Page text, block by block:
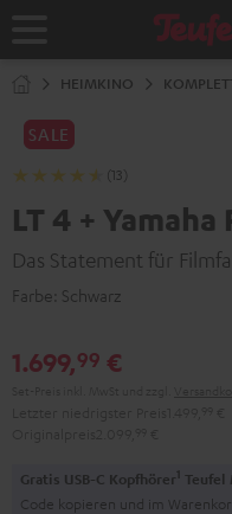
Startseite
HEIMKINO
SALE
(13)
LT 4 + Yamaha
Das Statement für
Farbe: Schwarz
1.699,99 €
Gratis USB-C Kopfhörer1 Teufel
Code kopieren und im